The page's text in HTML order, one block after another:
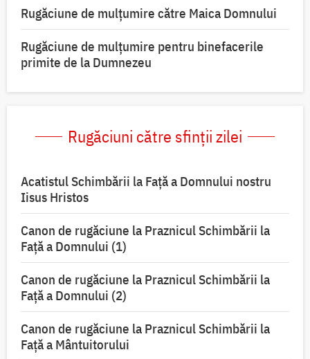
Rugăciune de mulţumire către Maica Domnului
Rugăciune de mulțumire pentru binefacerile
primite de la Dumnezeu
Rugăciuni către sfinții zilei
Acatistul Schimbării la Faţă a Domnului nostru
Iisus Hristos
Canon de rugăciune la Praznicul Schimbării la
Faţă a Domnului (1)
Canon de rugăciune la Praznicul Schimbării la
Faţă a Domnului (2)
Canon de rugăciune la Praznicul Schimbării la
Față a Mântuitorului